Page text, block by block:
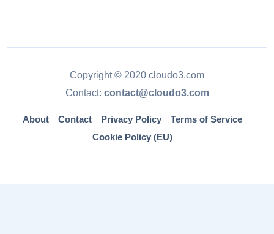
Copyright © 2020 cloudo3.com
Contact: contact@cloudo3.com
About Contact Privacy Policy
Terms of Service
Cookie Policy (EU)